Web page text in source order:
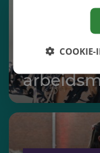
Nieuw
Aan de
COOKIE-